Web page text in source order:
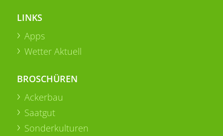
LINKS
Apps
Wetter Aktuell
BROSCHÜREN
Ackerbau
Saatgut
Sonderkulturen